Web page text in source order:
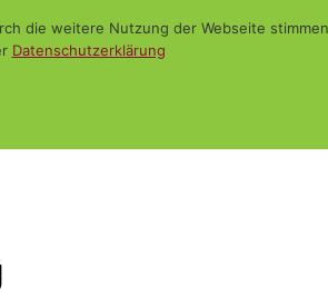
die weitere Nutzung der Webseite
Datenschutzerklärung